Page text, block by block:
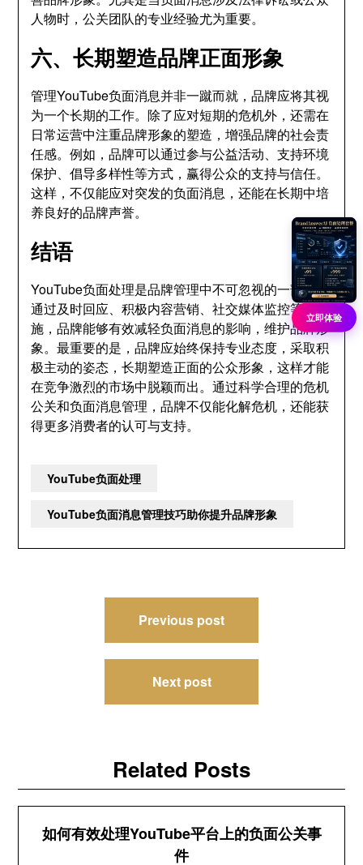
人物时，公关团队的专业经验尤为重要。
六、长期塑造品牌正面形象
管理YouTube负面消息并非一蹴而就，品牌应将其视
为一个长期的工作。除了应对短期的危机外，还需在
日常运营中注重品牌形象的塑造，增强品牌的社会责
任感。例如，品牌可以通过参与公益活动、支持环境
保护、倡导多样性等方式，赢得公众的支持与信任。
这样，不仅能应对突发的负面消息，还能在长期中培
养良好的品牌声誉。
结语
YouTube负面处理是品牌管理中不可忽视的一部分。
通过及时回应、积极内容营销、社交媒体监控等措
施，品牌能够有效减轻负面消息的影响，维护品牌形
象。最重要的是，品牌应始终保持专业态度，采取积
极主动的姿态，长期塑造正面的公众形象，这样才能
在竞争激烈的市场中脱颖而出。通过科学合理的危机
公关和负面消息管理，品牌不仅能化解危机，还能获
得更多消费者的认可与支持。
YouTube负面处理
YouTube负面消息管理技巧助你提升品牌形象
Previous post
Next post
Related Posts
如何有效处理YouTube平台上的负面公关事
件
立即体验